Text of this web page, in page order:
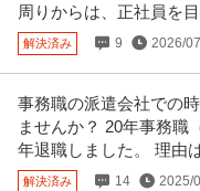
周りからは、正社員を
い！
解決済み 9 2026/
事務職の派遣会社での
ませんか？ 20年事務職
年退職しました。 理由
解決済み 14 2025/